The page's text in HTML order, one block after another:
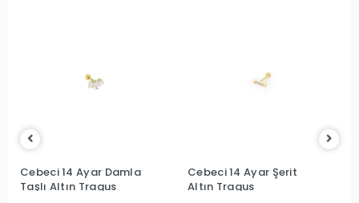
Cebeci 14 Ayar Damla
Taşlı Altın Tragus
Cebeci 14 Ayar Şerit
Altın Tragus